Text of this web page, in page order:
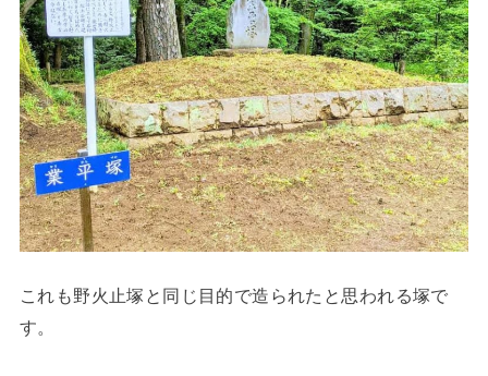
これも野火止塚と同じ目的で造られたと思われる塚で
す。